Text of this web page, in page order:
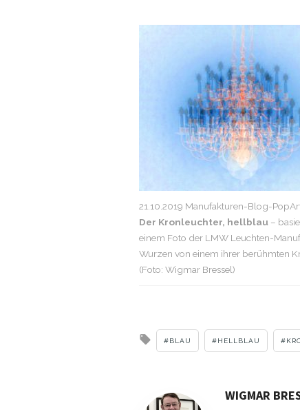
21.10.2019 Manufakturen-Blog-
Der Kronleuchter, hellblau –
einem Foto der LMW Leuchten-
Wurzen von einem ihrer berühmten
(Foto: Wigmar Bressel)
Tagged
BLAU HELLBLAU
WIGMAR